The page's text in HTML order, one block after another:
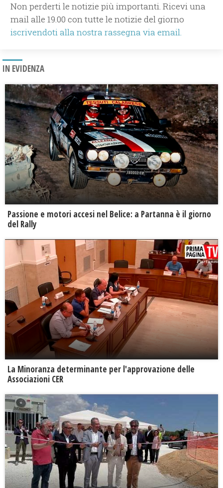
Non perderti le notizie più importanti. Ricevi una
mail alle 19.00 con tutte le notizie del giorno
iscrivendoti alla nostra rassegna via email.
IN EVIDENZA
Passione e motori accesi nel Belice: a Partanna è il giorno
del Rally
La Minoranza determinante per l'approvazione delle
Associazioni CER